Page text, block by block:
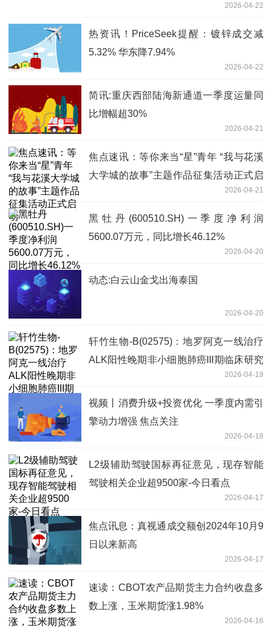
2026-04-22
热资讯！PriceSeek提醒：镀锌成交减
5.32% 华东降7.94%
2026-04-22
简讯:重庆西部陆海新通道一季度运量同
比增幅超30%
2026-04-21
焦点速讯：等你来当“星”青年 “我与花溪
大学城的故事”主题作品征集活动正式启
2026-04-21
黑牡丹(600510.SH)一季度净利润
5600.07万元，同比增长46.12%
2026-04-20
动态:白云山金戈出海泰国
2026-04-20
轩竹生物-B(02575)：地罗阿克一线治疗
ALK阳性晚期非小细胞肺癌III期临床研究
2026-04-19
视频丨消费升级+投资优化 一季度内需引
擎动力增强 焦点关注
2026-04-18
L2级辅助驾驶国标再征意见，现存智能
驾驶相关企业超9500家-今日看点
2026-04-17
焦点讯息：真视通成交额创2024年10月9
日以来新高
2026-04-17
速读：CBOT农产品期货主力合约收盘多
数上涨，玉米期货涨1.98%
2026-04-16